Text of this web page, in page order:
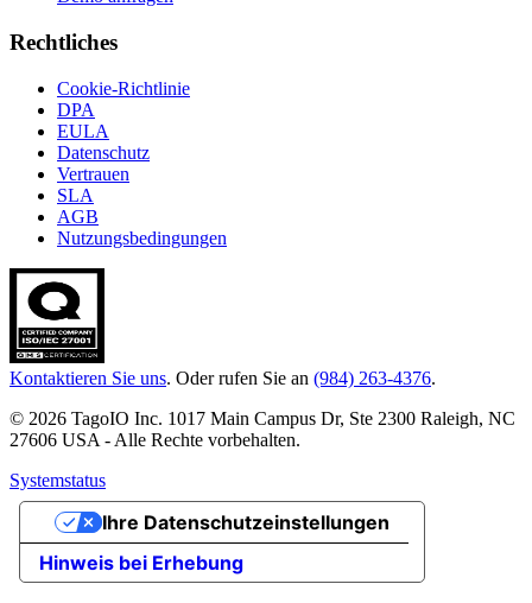
Rechtliches
Cookie-Richtlinie
DPA
EULA
Datenschutz
Vertrauen
SLA
AGB
Nutzungsbedingungen
Kontaktieren Sie uns. Oder rufen Sie an (984) 263-4376.
© 2026 TagoIO Inc. 1017 Main Campus Dr, Ste 2300 Raleigh, NC
27606 USA - Alle Rechte vorbehalten.
Systemstatus
Hinweis bei Erhebung
Ihre Datenschutzeinstellungen